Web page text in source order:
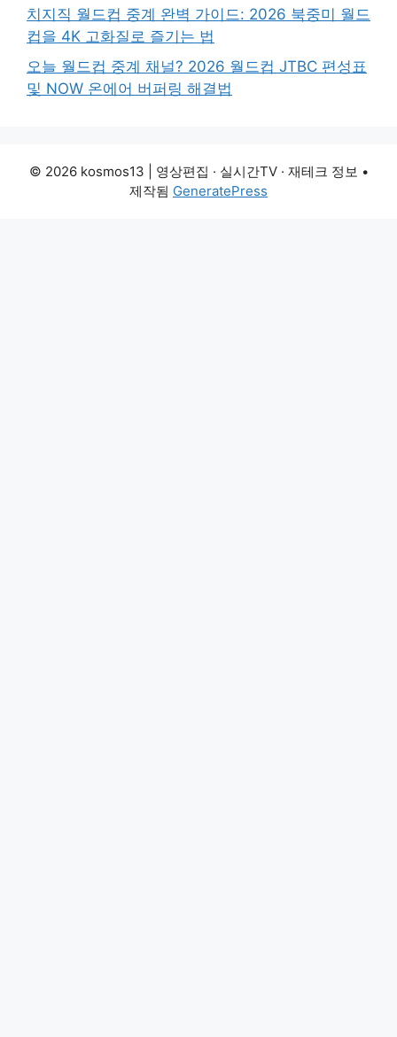
치지직 월드컵 중계 완벽 가이드: 2026 북중미 월드
컵을 4K 고화질로 즐기는 법
오늘 월드컵 중계 채널? 2026 월드컵 JTBC 편성표
및 NOW 온에어 버퍼링 해결법
© 2026 kosmos13 | 영상편집 · 실시간TV · 재테크 정보 •
제작됨 GeneratePress